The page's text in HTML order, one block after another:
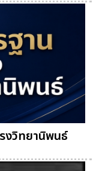
งวิทยานิพนธ์